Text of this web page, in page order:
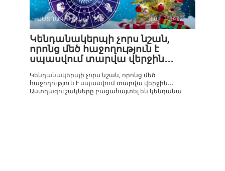
ԱՍՏՂԱԳՈՒՇԱԿ 0 472
Կենդանակերպի չորս նշան,
որոնց մեծ հաջողություն է
սպասվում տարվա վերջին․․․
Կենդանակերպի չորս նշան, որոնց մեծ
հաջողություն է սպասվում տարվա վերջին․․․
Աստղագուշակները բացահայտել են կենդանա